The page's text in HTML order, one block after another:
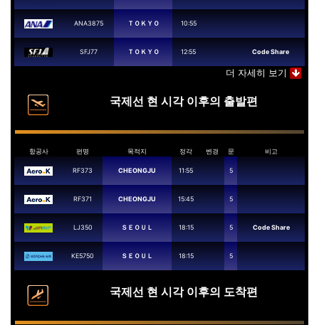
ANA3875 ＴＯＫＹＯ 10:55
SFJ77 ＴＯＫＹＯ 12:55 Code Share
더 자세히 보기
국제선 현 시각 이후의 출발편
항공사 편명 목적지 정각 변경 문 비고
RF373 CHEONGJU 11:55 5
RF371 CHEONGJU 15:45 5
LJ350 ＳＥＯＵＬ 18:15 5 Code Share
KE5750 ＳＥＯＵＬ 18:15 5
국제선 현 시각 이후의 도착편